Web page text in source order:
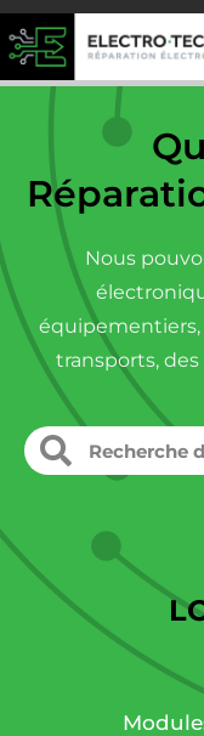
Nous
équipementiers,
transports,